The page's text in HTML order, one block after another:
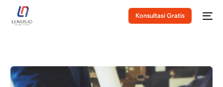
Konsultasi Gratis